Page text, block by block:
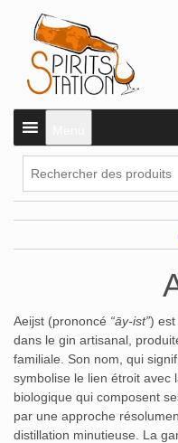
Aeijst (prononcé “āy-ist”) est
dans le gin artisanal,
familiale. Son nom, qui
symbolise le lien étroit avec
biologique qui composent
par une approche
distillation minutieuse. La